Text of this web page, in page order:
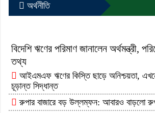
অর্থনীতি
বিদেশি ঋণের পরিমাণ জানালেন অর্থমন্ত্রী,
তথ্য
আইএমএফ ঋণের কিস্তি ছাড়ে অনিশ্চয়তা,
চূড়ান্ত সিদ্ধান্ত
রুপার বাজারে বড় উল্লম্ফন: আবারও বাড়লো